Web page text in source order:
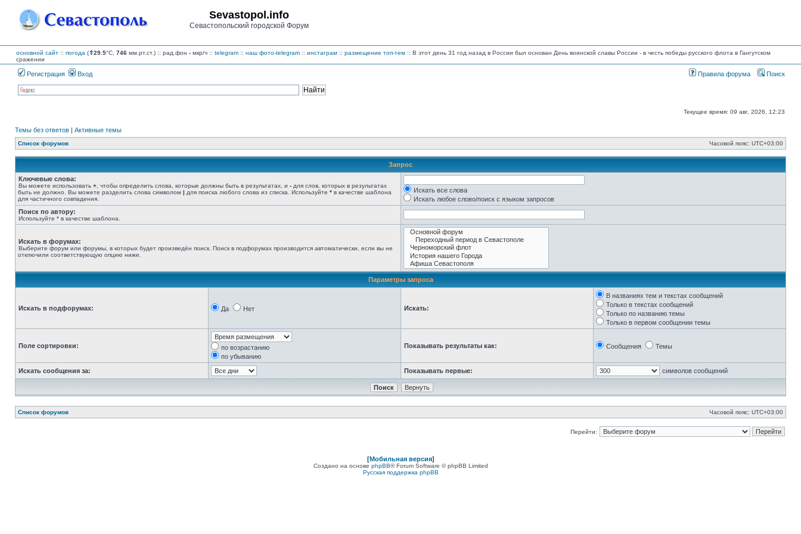
Sevastopol.info
Севастопольский городской Форум
основной сайт :: погода (⇑29.5°C, 746 мм.рт.ст.) :: рад.фон - мкр/ч :: telegram :: наш фото-telegram :: инстаграм :: размещение топ-тем :: В этот день 31 год назад в России был основан День воинской славы России - в честь победы русского флота в Гангутском
сражении
Регистрация Вход Правила форума Поиск
Текущее время: 09 авг, 2026, 12:23
Темы без ответов | Активные темы
Список форумов Часовой пояс: UTC+03:00
Запрос
Ключевые слова:
Вы можете использовать + , чтобы определить слова, которые должны быть в результатах, и - для слов, которых в результатах
быть не должно. Вы можете разделить слова символом | для поиска любого слова из списка. Используйте * в качестве шаблона
для частичного совпадения.
Искать все слова
Искать любое слово/поиск с языком запросов
Поиск по автору:
Используйте * в качестве шаблона.
Искать в форумах:
Выберите форум или форумы, в которых будет произведён поиск. Поиск в подфорумах производится автоматически, если вы не
отключили соответствующую опцию ниже.
Параметры запроса
Искать в подфорумах: Да Нет Искать:
В названиях тем и текстах сообщений
Только в текстах сообщений
Только по названию темы
Только в первом сообщении темы
Поле сортировки:
по возрастанию
по убыванию
Показывать результаты как: Сообщения Темы
Искать сообщения за: Показывать первые: символов сообщений
Список форумов Часовой пояс: UTC+03:00
Перейти:
[Мобильная версия]
Создано на основе phpBB® Forum Software © phpBB Limited
Русская поддержка phpBB